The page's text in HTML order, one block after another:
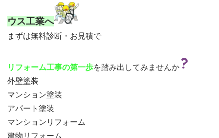
ウス工業へ
まずは無料診断・お見積で
リフォーム工事の第一歩を踏み出してみませんか
外壁塗装
マンション塗装
アパート塗装
マンションリフォーム
建物リフォーム